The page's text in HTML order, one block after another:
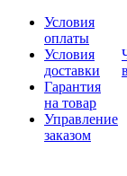
Условия
оплаты
Условия
доставки
Гарантия
на товар
Управление
заказом